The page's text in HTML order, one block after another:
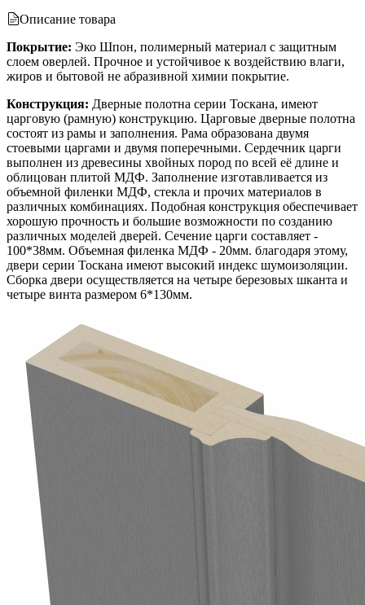
Описание товара
Покрытие: Эко Шпон, полимерный материал с защитным
слоем оверлей. Прочное и устойчивое к воздействию влаги,
жиров и бытовой не абразивной химии покрытие.
Конструкция: Дверные полотна серии Тоскана, имеют
царговую (рамную) конструкцию. Царговые дверные полотна
состоят из рамы и заполнения. Рама образована двумя
стоевыми царгами и двумя поперечными. Сердечник царги
выполнен из древесины хвойных пород по всей её длине и
облицован плитой МДФ. Заполнение изготавливается из
объемной филенки МДФ, стекла и прочих материалов в
различных комбинациях. Подобная конструкция обеспечивает
хорошую прочность и большие возможности по созданию
различных моделей дверей. Сечение царги составляет -
100*38мм. Объемная филенка МДФ - 20мм. благодаря этому,
двери серии Тоскана имеют высокий индекс шумоизоляции.
Сборка двери осуществляется на четыре березовых шканта и
четыре винта размером 6*130мм.